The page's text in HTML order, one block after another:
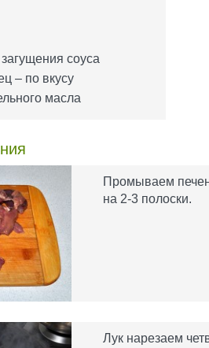
соуса
– по вкусу
масла
Промываем
на 2-3 полоски.
Лук нарезаем